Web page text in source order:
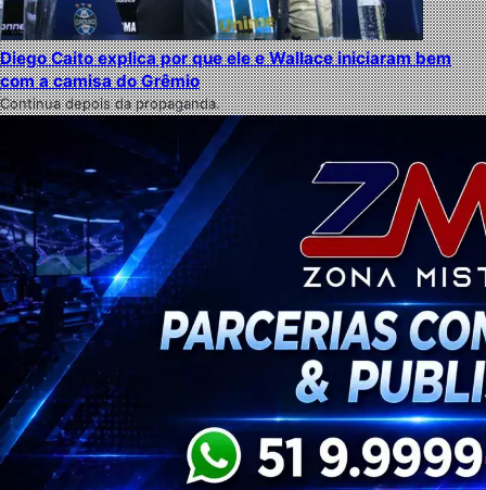
Diego Caito explica por que ele e Wallace iniciaram bem
com a camisa do Grêmio
Continua depois da propaganda.